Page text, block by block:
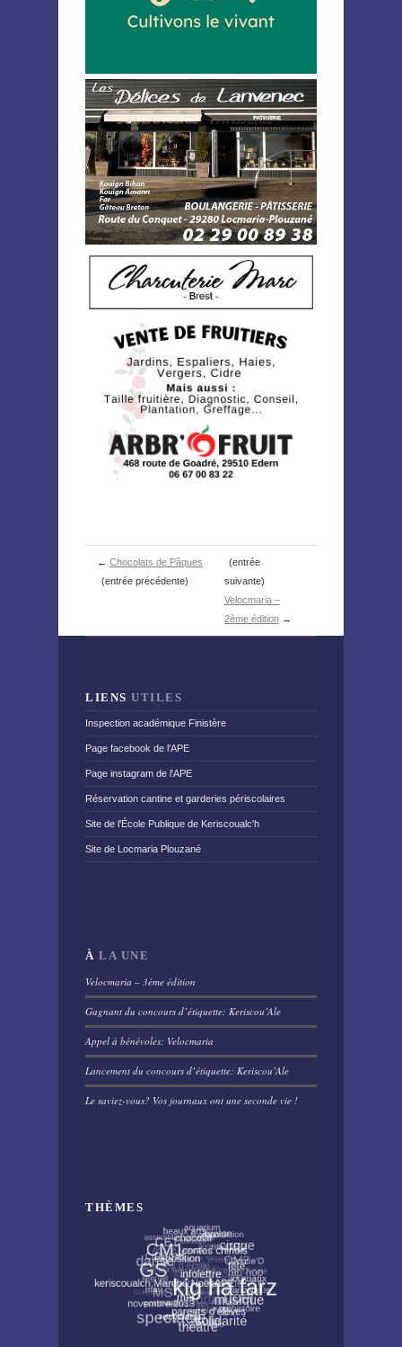
← Chocolats de Pâques
(entrée précédente)
(entrée
suivante)
Velocmaria –
2ème édition→
LIENS UTILES
Inspection académique Finistère
Page facebook de l'APE
Page instagram de l'APE
Réservation cantine et garderies périscolaires
Site de l'École Publique de Keriscoualc'h
Site de Locmaria Plouzané
À LA UNE
Velocmaria – 3ème édition
Gagnant du concours d’étiquette: Keriscou’Ale
Appel à bénévoles: Velocmaria
Lancement du concours d’étiquette: Keriscou’Ale
Le saviez-vous? Vos journaux ont une seconde vie !
THÈMES